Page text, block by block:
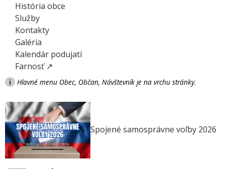
História obce
Služby
Kontakty
Galéria
Kalendár podujatí
Farnosť ↗
i Hlavné menu Obec, Občan, Návštevník je na vrchu stránky.
Spojené samosprávne voľby 2026